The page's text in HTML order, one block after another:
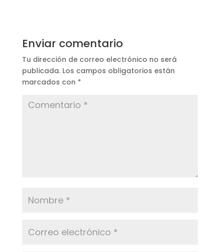
Enviar comentario
Tu dirección de correo electrónico no será
publicada. Los campos obligatorios están
marcados con *